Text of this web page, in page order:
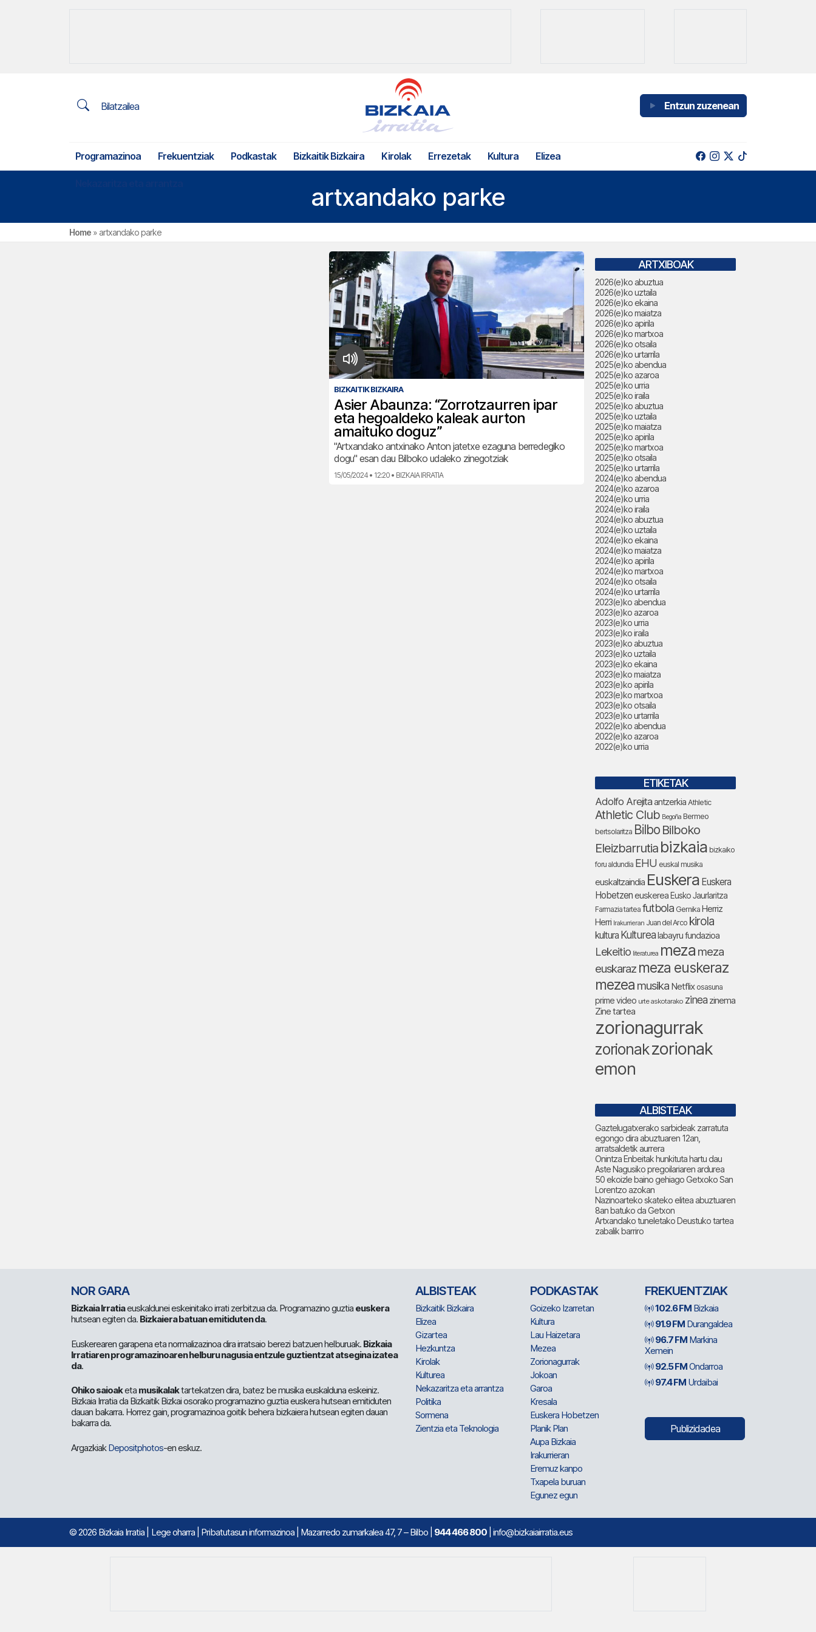
Bilatzailea Entzun zuzenean
Programazinoa Frekuentziak Podkastak Bizkaitik Bizkaira Kirolak Errezetak Kultura Elizea
artxandako parke
Home » artxandako parke
BIZKAITIK BIZKAIRA
Asier Abaunza: “Zorrotzaurren ipar
eta hegoaldeko kaleak aurton
amaituko doguz”
"Artxandako antxinako Anton jatetxe ezaguna berredegiko
dogu" esan dau Bilboko udaleko zinegotziak
15/05/2024 • 12:20 • BIZKAIA IRRATIA
ARTXIBOAK
2026(e)ko abuztua
2026(e)ko uztaila
2026(e)ko ekaina
2026(e)ko maiatza
2026(e)ko apirila
2026(e)ko martxoa
2026(e)ko otsaila
2026(e)ko urtarrila
2025(e)ko abendua
2025(e)ko azaroa
2025(e)ko urria
2025(e)ko iraila
2025(e)ko abuztua
2025(e)ko uztaila
2025(e)ko maiatza
2025(e)ko apirila
2025(e)ko martxoa
2025(e)ko otsaila
2025(e)ko urtarrila
2024(e)ko abendua
2024(e)ko azaroa
2024(e)ko urria
2024(e)ko iraila
2024(e)ko abuztua
2024(e)ko uztaila
2024(e)ko ekaina
2024(e)ko maiatza
2024(e)ko apirila
2024(e)ko martxoa
2024(e)ko otsaila
2024(e)ko urtarrila
2023(e)ko abendua
2023(e)ko azaroa
2023(e)ko urria
2023(e)ko iraila
2023(e)ko abuztua
2023(e)ko uztaila
2023(e)ko ekaina
2023(e)ko maiatza
2023(e)ko apirila
2023(e)ko martxoa
2023(e)ko otsaila
2023(e)ko urtarrila
2022(e)ko abendua
2022(e)ko azaroa
2022(e)ko urria
ETIKETAK
Adolfo Arejitaantzerkia Athletic
Athletic Club Begoña Bermeo
bertsolaritza Bilbo Bilboko
Eleizbarrutia bizkaia bizkaiko
foru aldundia EHU euskal musika
euskaltzaindia Euskera Euskera
Hobetzen euskerea Eusko Jaurlaritza
Farmazia tartea futbola Gernika Herriz
Herri Irakurrieran Juan del Arco kirola
kultura Kulturea labayru fundazioa
Lekeitio literaturea meza meza
euskaraz meza euskeraz
mezea musika Netflix osasuna
prime video urte askotarako zineazinema
Zine tartea
zorionagurrak
zorionakzorionak
emon
ALBISTEAK
Gaztelugatxerako sarbideak zarratuta
egongo dira abuztuaren 12an,
arratsaldetik aurrera
Onintza Enbeitak hunkituta hartu dau
Aste Nagusiko pregoilariaren ardurea
50 ekoizle baino gehiago Getxoko San
Lorentzo azokan
Nazinoarteko skateko elitea abuztuaren
8an batuko da Getxon
Artxandako tuneletako Deustuko tartea
zabalik barriro
NOR GARA
Bizkaia Irratiaeuskaldunei eskeinitako irrati zerbitzua da. Programazino guztia euskera
hutsean egiten da. Bizkaiera batuan emitiduten da.
Euskerearen garapena eta normalizazinoa dira irratsaio berezi batzuen helburuak. Bizkaia
Irratiaren programazinoaren helburu nagusia entzule guztientzat atsegina izatea
da.
Ohiko saioaketa musikalaktartekatzen dira, batez be musika euskalduna eskeiniz.
Bizkaia Irratia da Bizkaitik Bizkai osorako programazino guztia euskera hutsean emitiduten
dauan bakarra. Horrez gain, programazinoa goitik behera bizkaiera hutsean egiten dauan
bakarra da.
ArgazkiakDepositphotos-en eskuz.
ALBISTEAK
Bizkaitik Bizkaira
Elizea
Gizartea
Hezkuntza
Kirolak
Kulturea
Nekazaritza eta arrantza
Politika
Sormena
Zientzia eta Teknologia
PODKASTAK
Goizeko Izarretan
Kultura
Lau Haizetara
Mezea
Zorionagurrak
Jokoan
Garoa
Kresala
Euskera Hobetzen
Planik Plan
Aupa Bizkaia
Irakurrieran
Eremuz kanpo
Txapela buruan
Egunez egun
FREKUENTZIAK
102.6 FM Bizkaia
91.9 FM Durangaldea
96.7 FM Markina
Xemein
92.5 FMOndarroa
97.4 FM Urdaibai
Publizidadea
© 2026 Bizkaia Irratia Lege oharra Pribatutasun informazinoa | Mazarredo zumarkalea 47, 7 – Bilbo | 944 466 800 | info@bizkaiairratia.eus